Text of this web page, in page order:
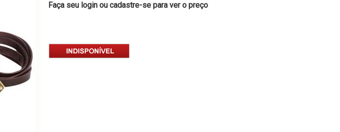
Faça seu login ou cadastre-se para ver o preço